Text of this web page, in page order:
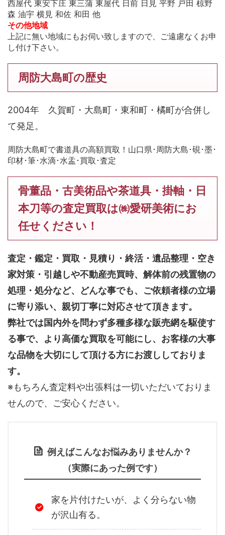
西屋代 東安下庄 東三蒲 東屋代 日前 日見 平野 戸田 椋野
森 油宇 横見 和佐 和田 他
その他地域
上記に無い地域にもお伺い致しますので、ご遠慮なくお申
し付け下さい。
周防大島町の歴史
2004年 久賀町・大島町・東和町・橘町が合併し
て発足。
周防大島町で書道具の高額買取！山口県･周防大島･硯･墨･
印材･筆･水滴･水盂･買取･査定
骨董品・古美術品や茶道具・掛軸・日
本刀等の査定買取は㈱愛研美術にお
任せください！
査定・鑑定・買取・見積り・終活・遺品整理・空き
家対策・引越しや不動産売買時、解体前の残置物の
処理・処分など、どんな事でも、 ご依頼者様の立場
に寄り添い、親切丁寧に対応させて頂きます。
弊社では国内外を問わず多種多様な販売網を駆使す
る事で、より高価な買取を可能にし、お客様の大事
な品物を大切にして頂ける方にお渡ししておりま
す。
※もちろん査定料や出張料は一切いただいておりま
せんので、ご安心ください。
例えばこんなお悩みありませんか？
（実際にあった例です）
家を片付けたいが、よく分らない物
が沢山有る。